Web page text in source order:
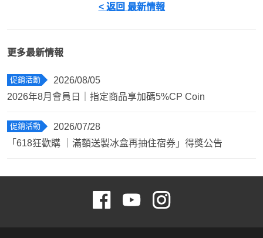
< 返回 最新情報
更多最新情報
促銷活動
2026/08/05
2026年8月會員日｜指定商品享加碼5%CP Coin
促銷活動
2026/07/28
「618狂歡購 ｜滿額送製冰盒再抽住宿券」得獎公告